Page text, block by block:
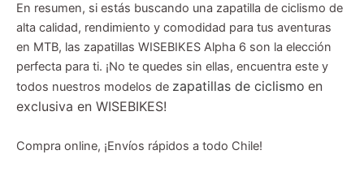
En resumen, si estás buscando una zapatilla de ciclismo de
alta calidad, rendimiento y comodidad para tus aventuras
en MTB, las zapatillas WISEBIKES Alpha 6 son la elección
perfecta para ti. ¡No te quedes sin ellas, encuentra este y
todos nuestros modelos de zapatillas de ciclismo en
exclusiva en WISEBIKES!
Compra online, ¡Envíos rápidos a todo Chile!